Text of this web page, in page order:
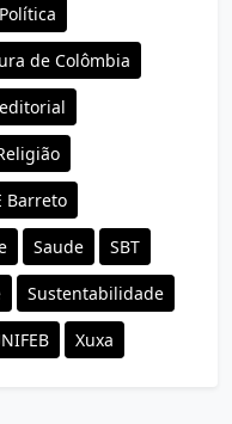
Política
de Colômbia
Barreto
Saude SBT
Sustentabilidade
Xuxa